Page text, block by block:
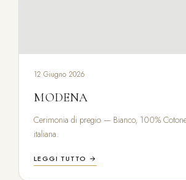
12 Giugno 2026
MODENA
Cerimonia di pregio — Bianco, 100%
italiana.
LEGGI TUTTO →